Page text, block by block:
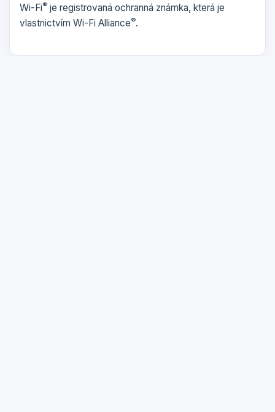
Wi-Fi® je registrovaná ochranná známka, která je
vlastnictvím Wi-Fi Alliance®.